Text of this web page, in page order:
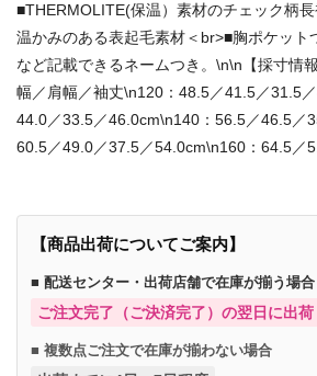
■THERMOLITE(保温）素材のチェック柄
温かみのある表起毛素材＜br>■胸ポケット
など記載できるネームつき。\n\n【採寸情
幅／肩幅／袖丈\n120：48.5／41.5／31.5
44.0／33.5／46.0cm\n140：56.5／46.5／
60.5／49.0／37.5／54.0cm\n160：64.5／
【商品出荷についてご案内】
■ 配送センター・出荷店舗で在庫が揃う場合
ご注文完了（ご決済完了）の翌日に出荷
■ 複数点ご注文で在庫が揃わない場合